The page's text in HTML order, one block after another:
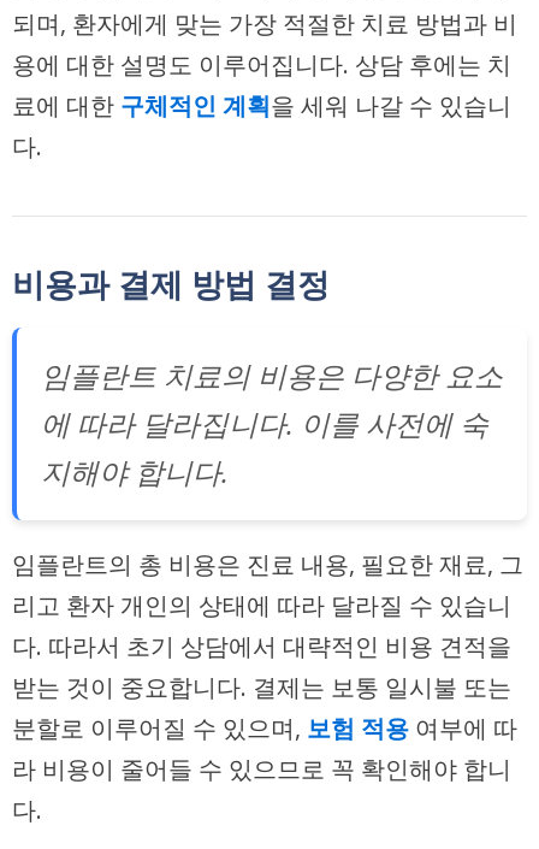
되며, 환자에게 맞는 가장 적절한 치료 방법과 비
용에 대한 설명도 이루어집니다. 상담 후에는 치
료에 대한 구체적인 계획을 세워 나갈 수 있습니
다.
비용과 결제 방법 결정
임플란트 치료의 비용은 다양한 요소
에 따라 달라집니다. 이를 사전에 숙
지해야 합니다.
임플란트의 총 비용은 진료 내용, 필요한 재료, 그
리고 환자 개인의 상태에 따라 달라질 수 있습니
다. 따라서 초기 상담에서 대략적인 비용 견적을
받는 것이 중요합니다. 결제는 보통 일시불 또는
분할로 이루어질 수 있으며, 보험 적용 여부에 따
라 비용이 줄어들 수 있으므로 꼭 확인해야 합니
다.